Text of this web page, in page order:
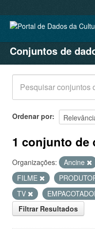
CONJUNTOS DE
ORGANIZAÇÕES
GRUPOS
SOBRE
Conjuntos de
Ordenar por
1 conjunto de
Organizações: Ancine
FILME
TV
Filtrar Resultados